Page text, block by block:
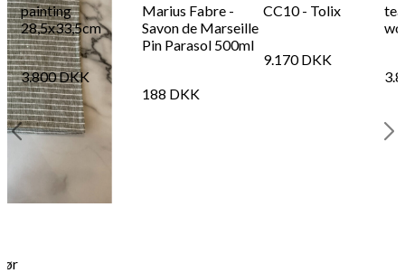
painting
28,5x33,5cm
3.800DKK
Marius Fabre -
Savon de Marseille
Pin Parasol 500ml
188 DKK
CC10 - Tolix
9.170DKK